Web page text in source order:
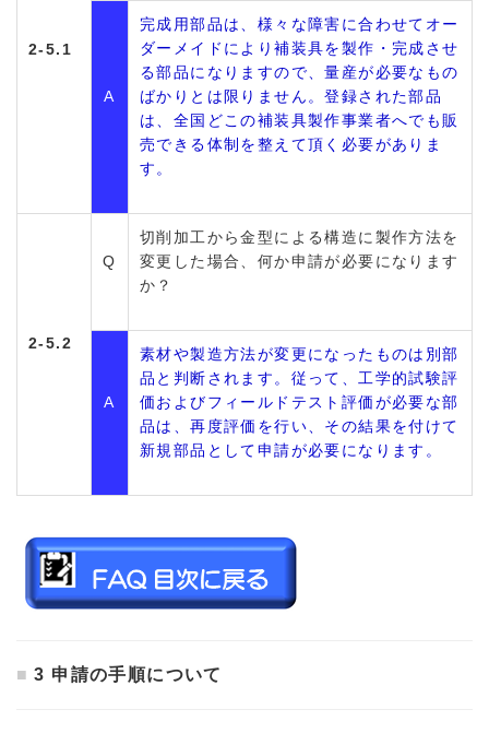
2-5.1
A
完成用部品は、様々な障害に合わせてオー
ダーメイドにより補装具を製作・完成させ
る部品になりますので、量産が必要なもの
ばかりとは限りません。登録された部品
は、全国どこの補装具製作事業者へでも販
売できる体制を整えて頂く必要がありま
す。
2-5.2
Q
切削加工から金型による構造に製作方法を
変更した場合、何か申請が必要になります
か？
A
素材や製造方法が変更になったものは別部
品と判断されます。従って、工学的試験評
価およびフィールドテスト評価が必要な部
品は、再度評価を行い、その結果を付けて
新規部品として申請が必要になります。
3 申請の手順について